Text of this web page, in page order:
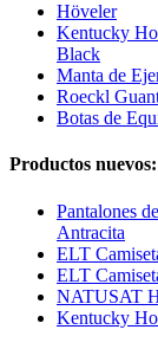
Höveler
Kentucky
Black
Manta de
Roeckl
Botas de
Productos nuevos:
Pantalones
Antracita
ELT
ELT
NATUSAT
Kentucky